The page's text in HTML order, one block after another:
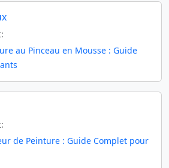
au Pinceau en Mousse : Guide
de Peinture : Guide Complet pour